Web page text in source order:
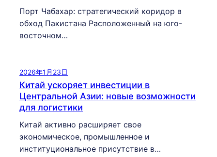
Порт Чабахар: стратегический коридор в
обход Пакистана Расположенный на юго-
восточном…
2026年1月23日
Китай ускоряет инвестиции в
Центральной Азии: новые возможности
для логистики
Китай активно расширяет свое
экономическое, промышленное и
институциональное присутствие в…